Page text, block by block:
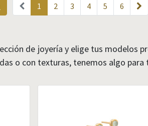
1 2 3 4 5 6
de joyería y elige tus modelos
o con texturas, tenemos algo para